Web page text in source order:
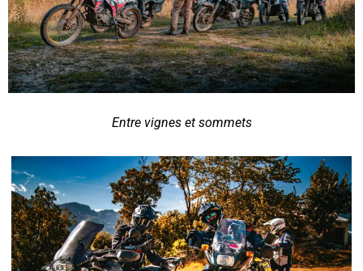
Entre vignes et sommets